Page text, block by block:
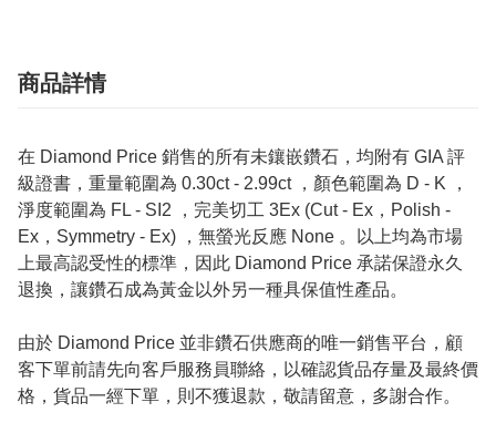
商品詳情
在 Diamond Price 銷售的所有未鑲嵌鑽石，均附有 GIA 評
級證書，重量範圍為 0.30ct - 2.99ct ，顏色範圍為 D - K ，
淨度範圍為 FL - SI2 ，完美切工 3Ex (Cut - Ex，Polish -
Ex，Symmetry - Ex) ，無螢光反應 None 。以上均為市場
上最高認受性的標準，因此 Diamond Price 承諾保證永久
退換，讓鑽石成為黃金以外另一種具保值性產品。
由於 Diamond Price 並非鑽石供應商的唯一銷售平台，顧
客下單前請先向客戶服務員聯絡，以確認貨品存量及最終價
格，貨品一經下單，則不獲退款，敬請留意，多謝合作。